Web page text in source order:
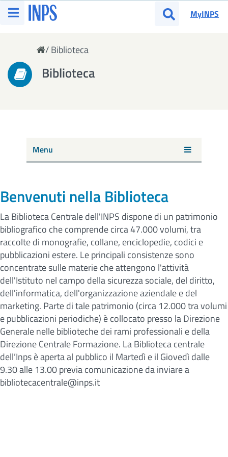
Vai al menu principale
Apri menu
MyINPS
/Biblioteca
Biblioteca
Menu
Benvenuti nella Biblioteca
La Biblioteca Centrale dell'INPS dispone di un patrimonio
bibliografico che comprende circa 47.000 volumi, tra
raccolte di monografie, collane, enciclopedie, codici e
pubblicazioni estere. Le principali consistenze sono
concentrate sulle materie che attengono l'attività
dell'Istituto nel campo della sicurezza sociale, del diritto,
dell'informatica, dell'organizzazione aziendale e del
marketing. Parte di tale patrimonio (circa 12.000 tra volumi
e pubblicazioni periodiche) è collocato presso la Direzione
Generale nelle biblioteche dei rami professionali e della
Direzione Centrale Formazione. La Biblioteca centrale
dell’Inps è aperta al pubblico il Martedì e il Giovedì dalle
9.30 alle 13.00 previa comunicazione da inviare a
bibliotecacentrale@inps.it